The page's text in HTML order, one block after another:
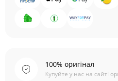
100% оригінал
Купуйте у нас на сайті